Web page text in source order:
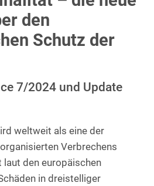
den
Schutz der
7/2024 und Update
weltweit als eine der
Verbrechens
den europäischen
in dreistelliger